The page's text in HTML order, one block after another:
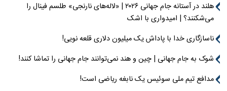
هلند در آستانه جام جهانی ۲۰۲۶ | «لاله‌های نارنجی» طلسم فینال را
می‌شکنند؟ | امیدواری با اشک
ناسازگاری خدا با پاداش یک میلیون دلاری قلعه نویی!
شوک به جام جهانی | چین و هند نمی‌توانند جام جهانی را تماشا کنند!
مدافع تیم ملی سوئیس یک نابغه ریاضی است!